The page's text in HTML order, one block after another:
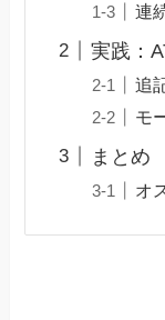
連
実践：
追
モ
まとめ
オ